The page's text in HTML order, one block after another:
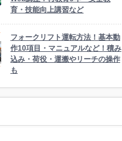
育・技能向上講習など
フォークリフト運転方法！基本動
作10項目・マニュアルなど！積み
込み・荷役・運搬やリーチの操作
も